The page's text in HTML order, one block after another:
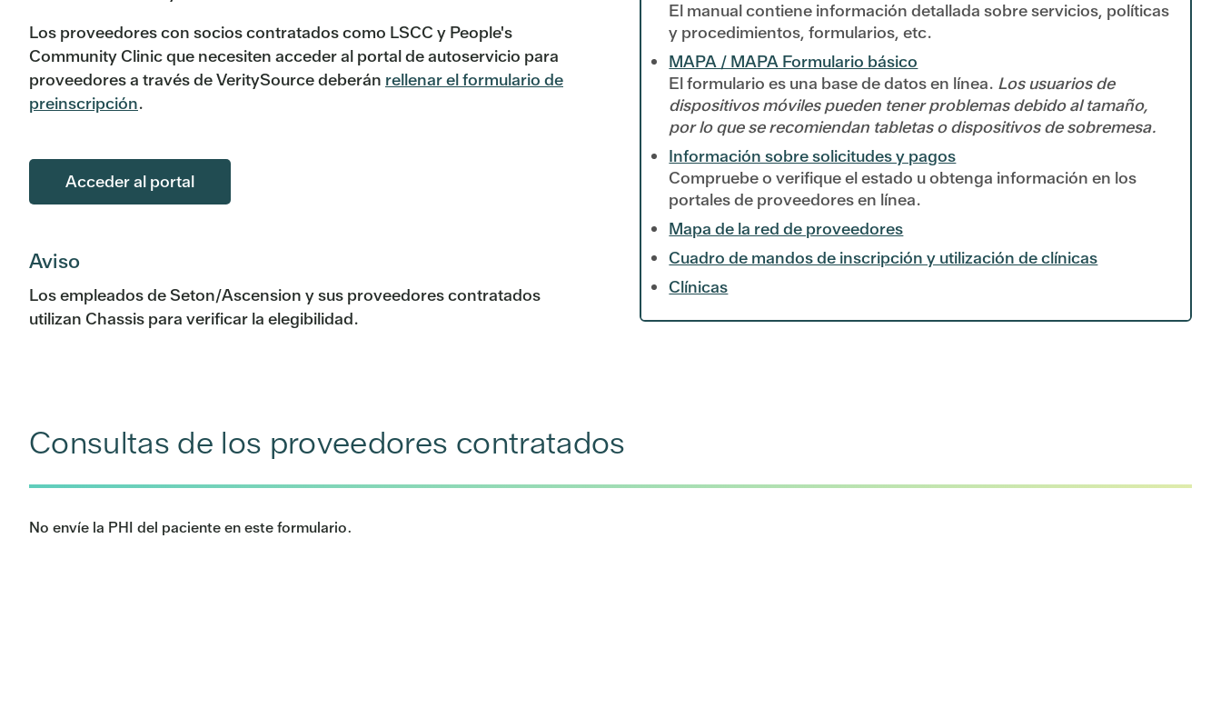
Los proveedores con socios contratados como LSCC y People's
Community Clinic que necesiten acceder al portal de autoservicio para
proveedores a través de VeritySource deberán rellenar el formulario de
preinscripción.
Acceder al portal
Aviso
Los empleados de Seton/Ascension y sus proveedores contratados
utilizan Chassis para verificar la elegibilidad.
El manual contiene información detallada sobre servicios, políticas
y procedimientos, formularios, etc.
MAPA / MAPA Formulario básico
El formulario es una base de datos en línea. Los usuarios de
dispositivos móviles pueden tener problemas debido al tamaño,
por lo que se recomiendan tabletas o dispositivos de sobremesa.
Información sobre solicitudes y pagos
Compruebe o verifique el estado u obtenga información en los
portales de proveedores en línea.
Mapa de la red de proveedores
Cuadro de mandos de inscripción y utilización de clínicas
Clínicas
Consultas de los proveedores contratados
No envíe la PHI del paciente en este formulario.